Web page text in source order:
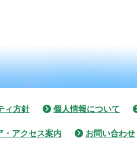
ィ方針 個人情報について
・アクセス案内 お問い合わせ